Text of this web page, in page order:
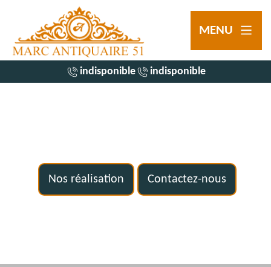
MENU
indisponible indisponible
Nos réalisation Contactez-nous